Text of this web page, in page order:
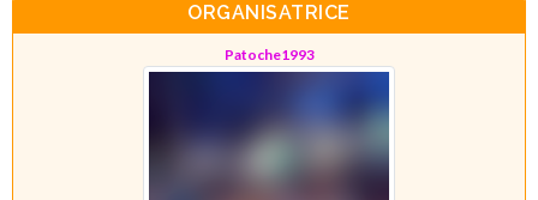
ORGANISATRICE
Patoche1993